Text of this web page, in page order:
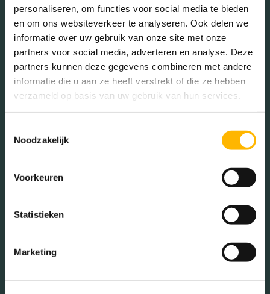
personaliseren, om functies voor social media te bieden
en om ons websiteverkeer te analyseren. Ook delen we
informatie over uw gebruik van onze site met onze
partners voor social media, adverteren en analyse. Deze
partners kunnen deze gegevens combineren met andere
informatie die u aan ze heeft verstrekt of die ze hebben
verzameld op basis van uw gebruik van hun services.
Noodzakelijk
Voorkeuren
Statistieken
Marketing
Burgerlijke staat in wijk
Gehuwd (32.57%)
Ongehuwd (52.77%)
Verweduwd (5.21%)